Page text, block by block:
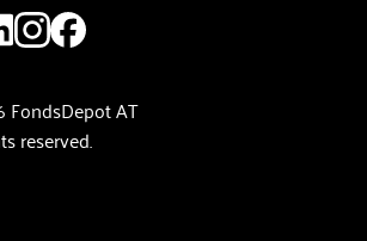
AT
reserved.